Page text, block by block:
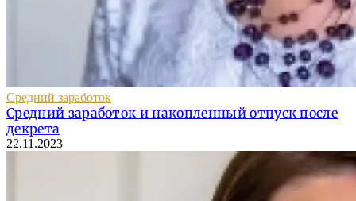
Средний заработок
Средний заработок и накопленный отпуск после
декрета
22.11.2023